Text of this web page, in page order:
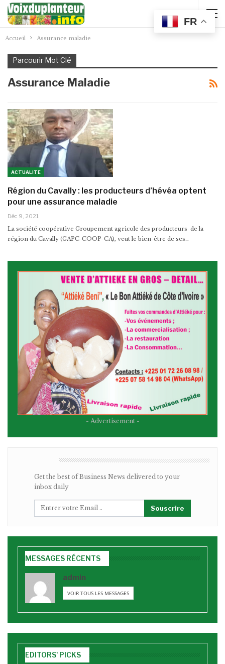
Accueil Assurance maladie
Parcourir Mot Clé
Assurance Maladie
ACTUALITE
Région du Cavally : les producteurs d’hévéa optent
pour une assurance maladie
Déc 9, 2021
La société coopérative Groupement agricole des producteurs de la
région du Cavally (GAPC-COOP-CA), veut le bien-être de ses…
- Advertisement -
Get the best of Business News delivered to your
inbox daily
Souscrire
MESSAGES RÉCENTS
admin
VOIR TOUS LES MESSAGES
EDITORS' PICKS
FR